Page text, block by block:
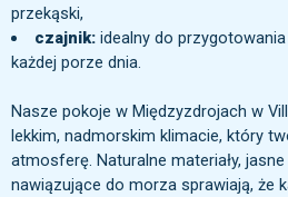
przekąski,
czajnik:idealny do
każdej porze dnia.
Nasze pokoje w Międzyzdrojach w
lekkim, nadmorskim klimacie, który
atmosferę. Naturalne materiały,
nawiązujące do morza sprawiają, że